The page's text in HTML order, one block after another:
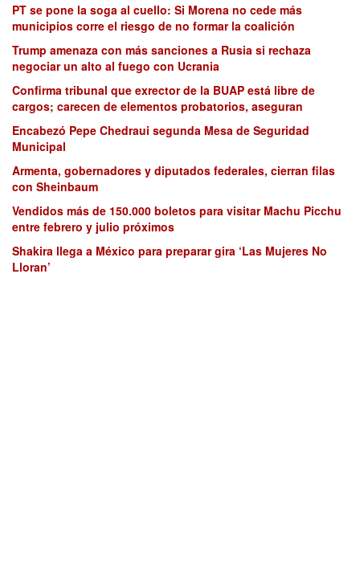
PT se pone la soga al cuello: Si Morena no cede más
municipios corre el riesgo de no formar la coalición
Trump amenaza con más sanciones a Rusia si rechaza
negociar un alto al fuego con Ucrania
Confirma tribunal que exrector de la BUAP está libre de
cargos; carecen de elementos probatorios, aseguran
Encabezó Pepe Chedraui segunda Mesa de Seguridad
Municipal
Armenta, gobernadores y diputados federales, cierran filas
con Sheinbaum
Vendidos más de 150.000 boletos para visitar Machu Picchu
entre febrero y julio próximos
Shakira llega a México para preparar gira ‘Las Mujeres No
Lloran’